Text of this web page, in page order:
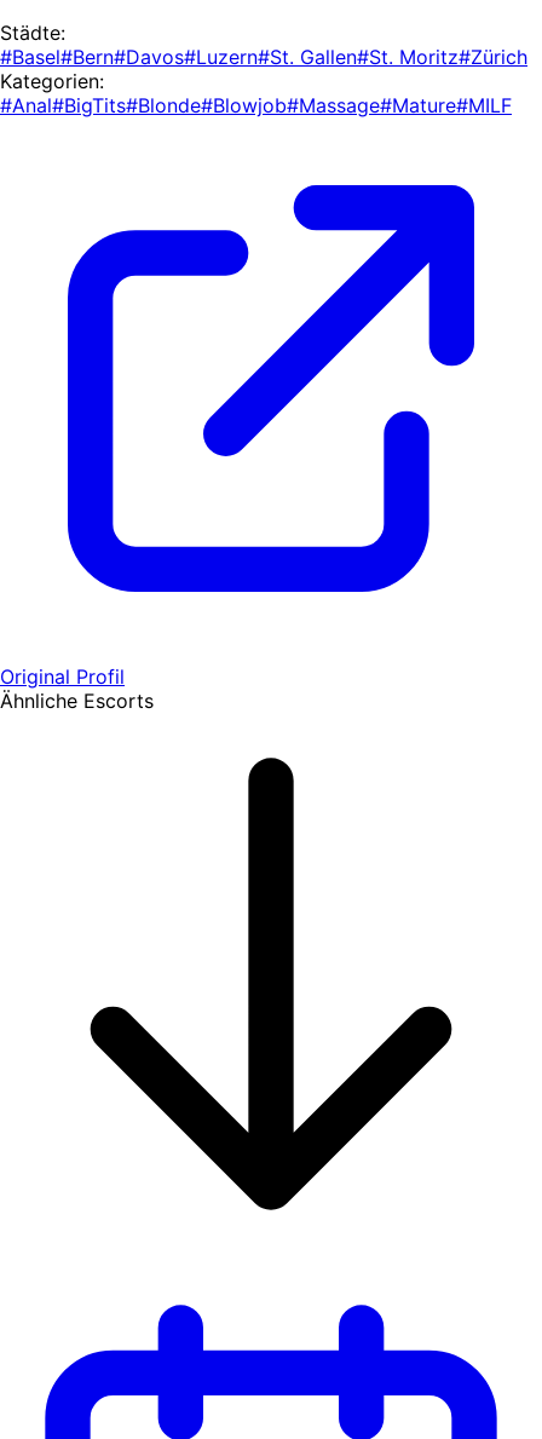
Städte:
#Basel#Bern#Davos#Luzern#St. Gallen#St. Moritz#Zürich
Kategorien:
#Anal#BigTits#Blonde#Blowjob#Massage#Mature#MILF
Original Profil
Ähnliche Escorts